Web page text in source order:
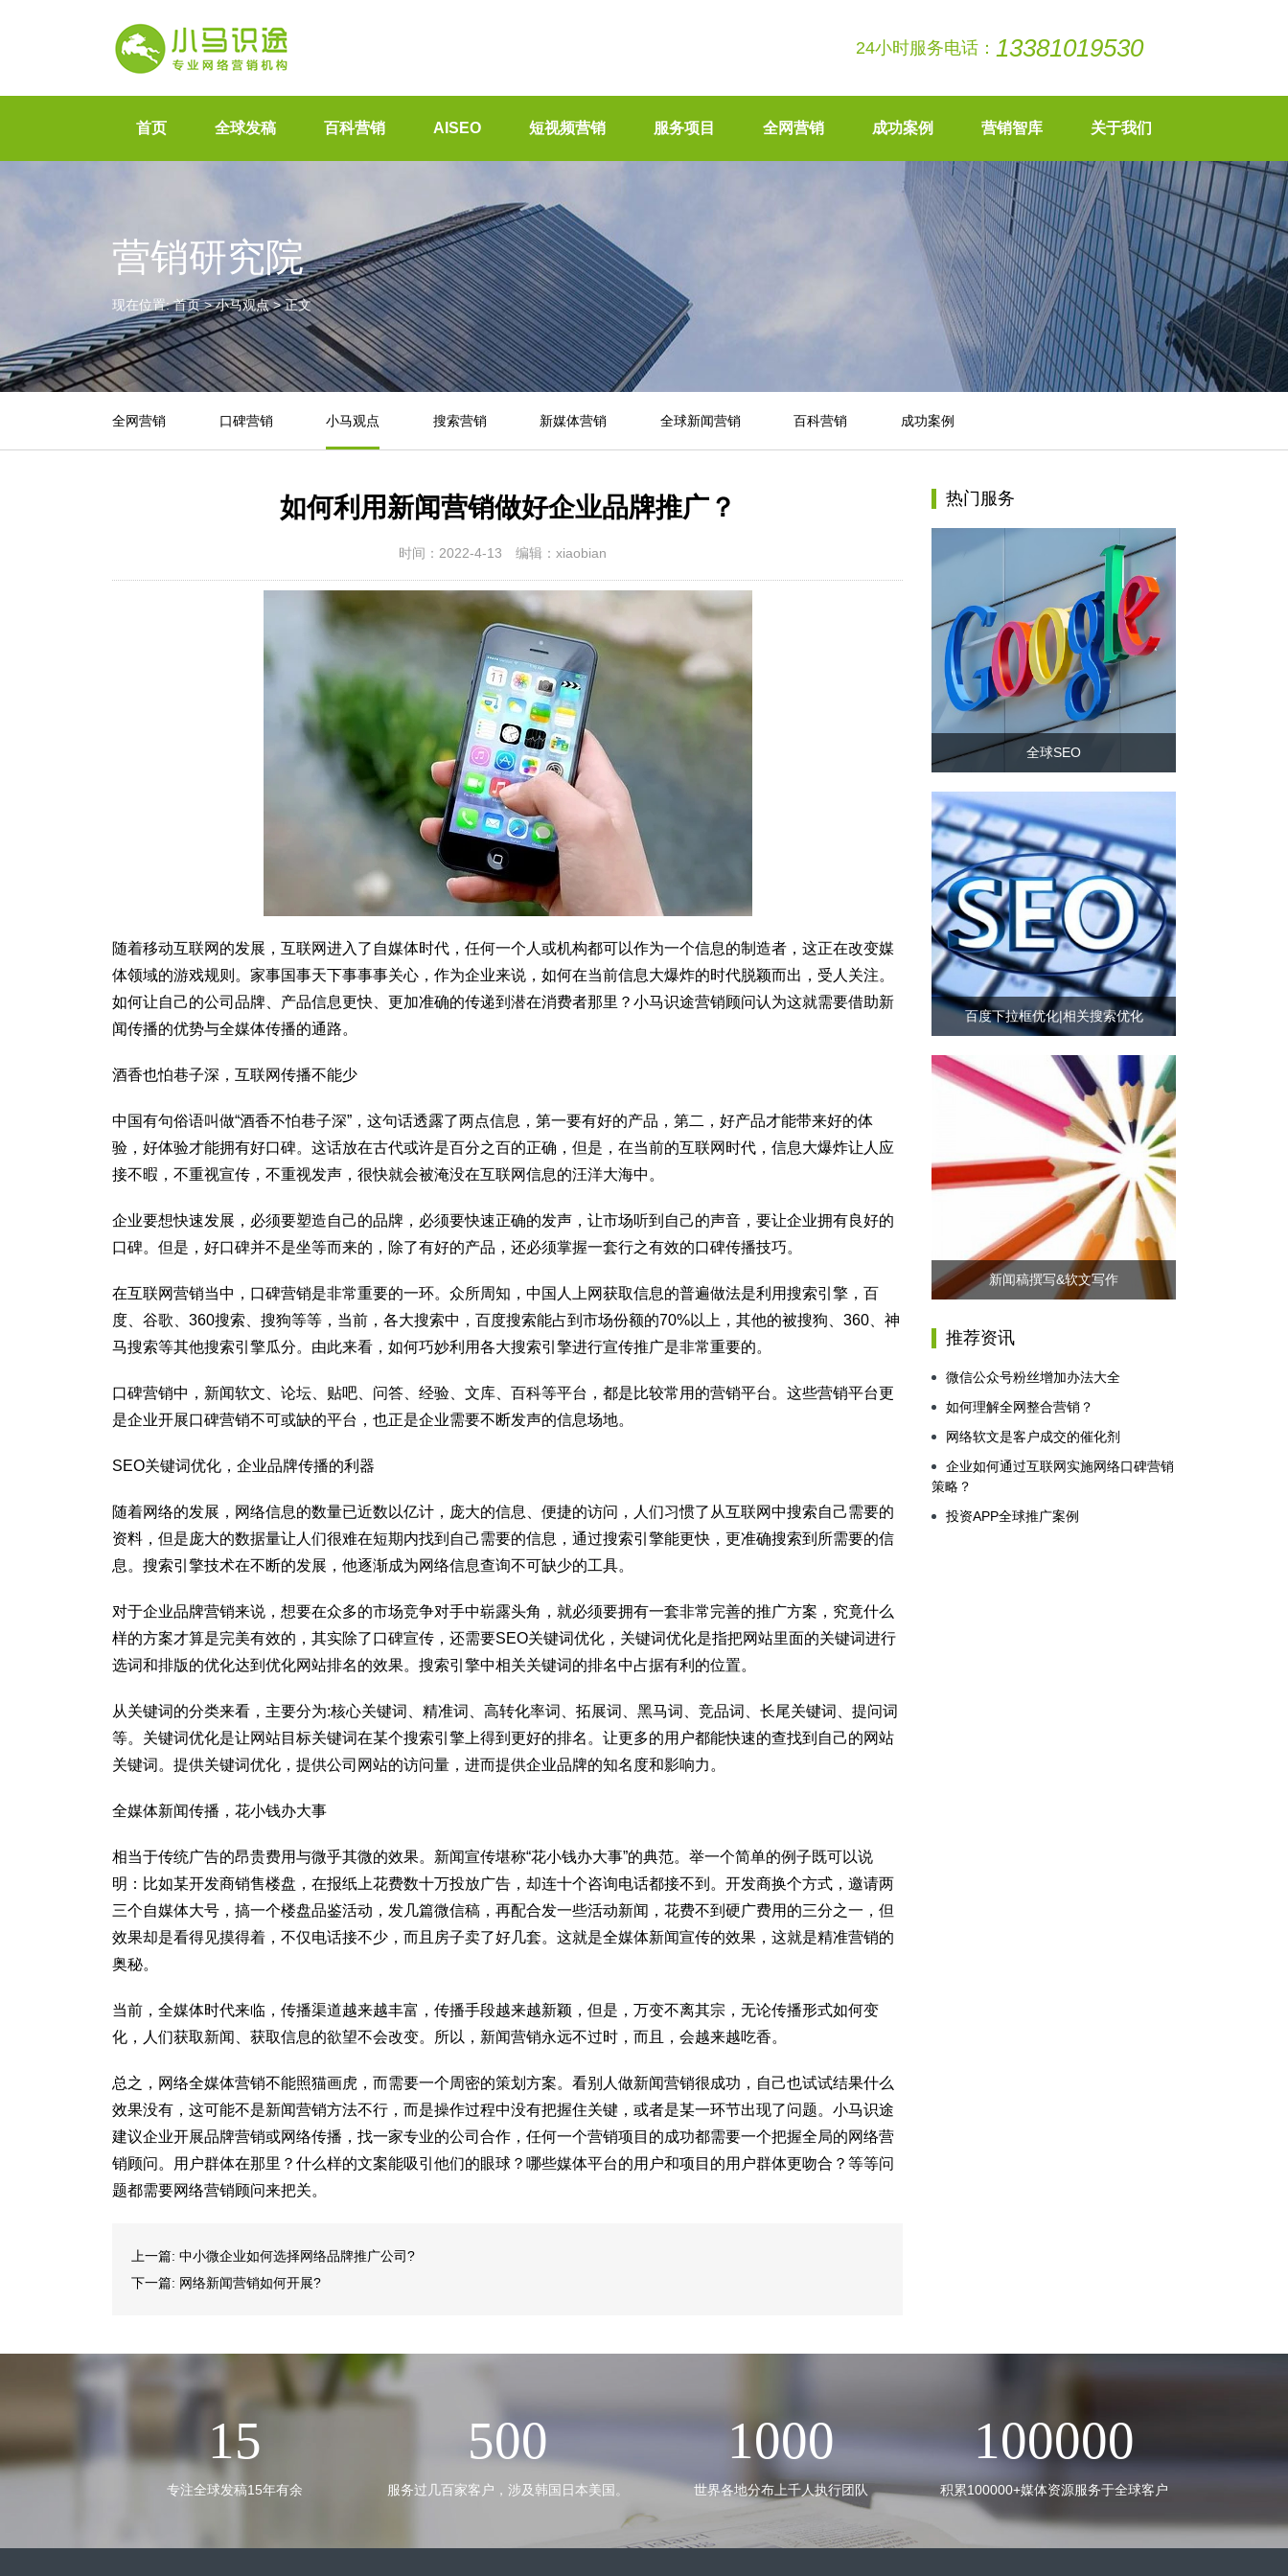
24小时服务电话： 13381019530
首页 全球发稿 百科营销 AISEO 短视频营销 服务项目 全网营销 成功案例 营销智库 关于我们
营销研究院
现在位置:首页>小马观点>正文
全网营销 口碑营销 小马观点 搜索营销 新媒体营销 全球新闻营销 百科营销 成功案例
如何利用新闻营销做好企业品牌推广？
时间：2022-4-13 编辑：xiaobian
随着移动互联网的发展，互联网进入了自媒体时代，任何一个人或机构都可以作为一个信息的制造者，这正在改变媒
体领域的游戏规则。家事国事天下事事事关心，作为企业来说，如何在当前信息大爆炸的时代脱颖而出，受人关注。
如何让自己的公司品牌、产品信息更快、更加准确的传递到潜在消费者那里？小马识途营销顾问认为这就需要借助新
闻传播的优势与全媒体传播的通路。
酒香也怕巷子深，互联网传播不能少
中国有句俗语叫做“酒香不怕巷子深”，这句话透露了两点信息，第一要有好的产品，第二，好产品才能带来好的体
验，好体验才能拥有好口碑。这话放在古代或许是百分之百的正确，但是，在当前的互联网时代，信息大爆炸让人应
接不暇，不重视宣传，不重视发声，很快就会被淹没在互联网信息的汪洋大海中。
企业要想快速发展，必须要塑造自己的品牌，必须要快速正确的发声，让市场听到自己的声音，要让企业拥有良好的
口碑。但是，好口碑并不是坐等而来的，除了有好的产品，还必须掌握一套行之有效的口碑传播技巧。
在互联网营销当中，口碑营销是非常重要的一环。众所周知，中国人上网获取信息的普遍做法是利用搜索引擎，百
度、谷歌、360搜索、搜狗等等，当前，各大搜索中，百度搜索能占到市场份额的70%以上，其他的被搜狗、360、神
马搜索等其他搜索引擎瓜分。由此来看，如何巧妙利用各大搜索引擎进行宣传推广是非常重要的。
口碑营销中，新闻软文、论坛、贴吧、问答、经验、文库、百科等平台，都是比较常用的营销平台。这些营销平台更
是企业开展口碑营销不可或缺的平台，也正是企业需要不断发声的信息场地。
SEO关键词优化，企业品牌传播的利器
随着网络的发展，网络信息的数量已近数以亿计，庞大的信息、便捷的访问，人们习惯了从互联网中搜索自己需要的
资料，但是庞大的数据量让人们很难在短期内找到自己需要的信息，通过搜索引擎能更快，更准确搜索到所需要的信
息。搜索引擎技术在不断的发展，他逐渐成为网络信息查询不可缺少的工具。
对于企业品牌营销来说，想要在众多的市场竞争对手中崭露头角，就必须要拥有一套非常完善的推广方案，究竟什么
样的方案才算是完美有效的，其实除了口碑宣传，还需要SEO关键词优化，关键词优化是指把网站里面的关键词进行
选词和排版的优化达到优化网站排名的效果。搜索引擎中相关关键词的排名中占据有利的位置。
从关键词的分类来看，主要分为:核心关键词、精准词、高转化率词、拓展词、黑马词、竞品词、长尾关键词、提问词
等。关键词优化是让网站目标关键词在某个搜索引擎上得到更好的排名。让更多的用户都能快速的查找到自己的网站
关键词。提供关键词优化，提供公司网站的访问量，进而提供企业品牌的知名度和影响力。
全媒体新闻传播，花小钱办大事
相当于传统广告的昂贵费用与微乎其微的效果。新闻宣传堪称“花小钱办大事”的典范。举一个简单的例子既可以说
明：比如某开发商销售楼盘，在报纸上花费数十万投放广告，却连十个咨询电话都接不到。开发商换个方式，邀请两
三个自媒体大号，搞一个楼盘品鉴活动，发几篇微信稿，再配合发一些活动新闻，花费不到硬广费用的三分之一，但
效果却是看得见摸得着，不仅电话接不少，而且房子卖了好几套。这就是全媒体新闻宣传的效果，这就是精准营销的
奥秘。
当前，全媒体时代来临，传播渠道越来越丰富，传播手段越来越新颖，但是，万变不离其宗，无论传播形式如何变
化，人们获取新闻、获取信息的欲望不会改变。所以，新闻营销永远不过时，而且，会越来越吃香。
总之，网络全媒体营销不能照猫画虎，而需要一个周密的策划方案。看别人做新闻营销很成功，自己也试试结果什么
效果没有，这可能不是新闻营销方法不行，而是操作过程中没有把握住关键，或者是某一环节出现了问题。小马识途
建议企业开展品牌营销或网络传播，找一家专业的公司合作，任何一个营销项目的成功都需要一个把握全局的网络营
销顾问。用户群体在那里？什么样的文案能吸引他们的眼球？哪些媒体平台的用户和项目的用户群体更吻合？等等问
题都需要网络营销顾问来把关。
上一篇: 中小微企业如何选择网络品牌推广公司?
下一篇: 网络新闻营销如何开展?
热门服务
全球SEO
百度下拉框优化|相关搜索优化
新闻稿撰写&软文写作
推荐资讯
微信公众号粉丝增加办法大全
如何理解全网整合营销？
网络软文是客户成交的催化剂
企业如何通过互联网实施网络口碑营销
策略？
投资APP全球推广案例
15
专注全球发稿15年有余
500
服务过几百家客户，涉及韩国日本美国。
1000
世界各地分布上千人执行团队
100000
积累100000+媒体资源服务于全球客户